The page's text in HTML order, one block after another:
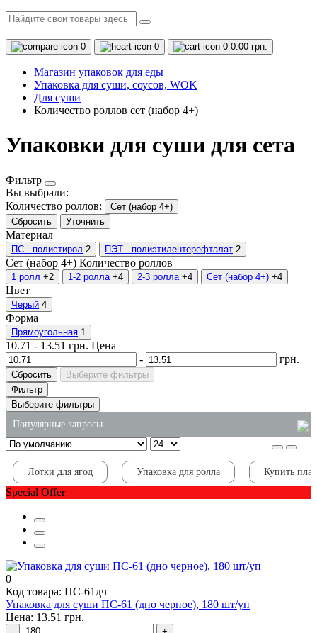
0 0 0 0.00 грн.
Магазин упаковок для еды
Упаковка для суши, соусов, WOK
Для суши
Количество роллов сет (набор 4+)
Упаковки для суши для сета
Фильтр
Вы выбрали:
Количество роллов:
Сет (набор 4+)
Сбросить
Уточнить
Материал
ПС - полистирол 2 ПЭТ - полиэтилентерефталат 2
Сет (набор 4+) Количество роллов
1 ролл +2 1-2 ролла +4 2-3 ролла +4 Сет (набор 4+) +4
Цвет
Черый 4
Форма
Прямоугольная 1
10.71 - 13.51 грн. Цена
-
грн.
Сбросить
Выберите фильтры
Фильтр
Выберите фильтры
Популярные запросы
супница одноразовая купить
моющее средство для унитазов
жидкое мыло для рук 5 литров
лотки одноразовые пищевые
лотки из вспененного полистирола
купить оптом одноразовые стаканы
Лотки для ягод Упаковка для ролла Купить
Special Offer
0
Код товара: ПС-61дч
Упаковка для суши ПС-61 (дно черное), 180 шт/уп
Цена: 13.51 грн.